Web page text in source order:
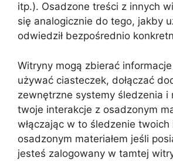
itp.). Osadzone treści z innych
się analogicznie do tego, jakby
odwiedził bezpośrednio
Witryny mogą zbierać
używać ciasteczek, dołączać
zewnętrzne systemy śledzenia i
twoje interakcje z osadzonym
włączając w to śledzenie
osadzonym materiałem jeśli
jesteś zalogowany w tamtej